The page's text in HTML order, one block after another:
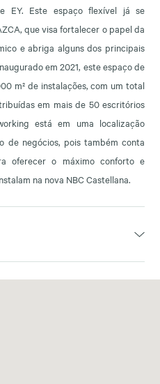
EY. Este espaço flexível já se
que visa fortalecer o papel da
e abriga alguns dos principais
em 2021, este espaço de
m² de instalações, com um total
em mais de 50 escritórios
está em uma localização
de negócios, pois também conta
oferecer o máximo conforto e
na nova NBC Castellana.
y Nuevos Ministerios